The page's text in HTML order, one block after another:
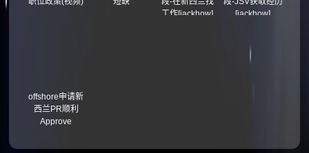
工作[jackhow]
[jackhow]
offshore申请新
西兰PR顺利
Approve